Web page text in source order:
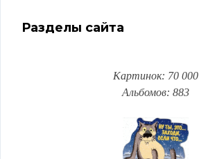
Разделы сайта
Картинок: 70 000
Альбомов: 883